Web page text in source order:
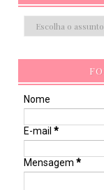
Nome
E-mail *
Mensagem *